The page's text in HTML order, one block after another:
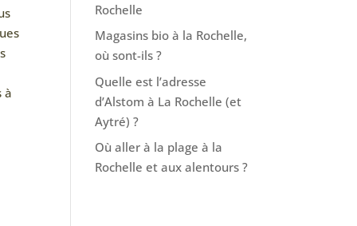
à
Rochelle
Magasins bio à la Rochelle,
où sont-ils ?
Quelle est l’adresse
d’Alstom à La Rochelle (et
Aytré) ?
Où aller à la plage à la
Rochelle et aux alentours ?